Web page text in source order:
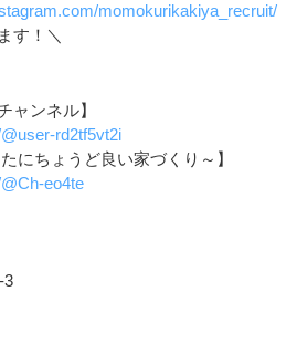
momokurikakiya_recruit/
す！＼
チャンネル】
rd2tf5vt2i
たにちょうど良い家づくり～】
eo4te
3